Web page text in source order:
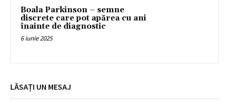
Boala Parkinson – semne
discrete care pot apărea cu ani
înainte de diagnostic
6 iunie 2025
LĂSAȚI UN MESAJ